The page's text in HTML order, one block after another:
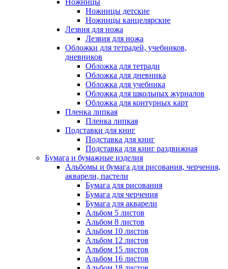
Ножницы
Ножницы детские
Ножницы канцелярские
Лезвия для ножа
Лезвия для ножа
Обложки для тетрадей, учебников,
дневников
Обложка для тетради
Обложка для дневника
Обложка для учебника
Обложка для школьных журналов
Обложка для контурных карт
Пленка липкая
Пленка липкая
Подставки для книг
Подставка для книг
Подставка для книг раздвижная
Бумага и бумажные изделия
Альбомы и бумага для рисования, черчения,
акварели, пастели
Бумага для рисования
Бумага для черчения
Бумага для акварели
Альбом 5 листов
Альбом 8 листов
Альбом 10 листов
Альбом 12 листов
Альбом 15 листов
Альбом 16 листов